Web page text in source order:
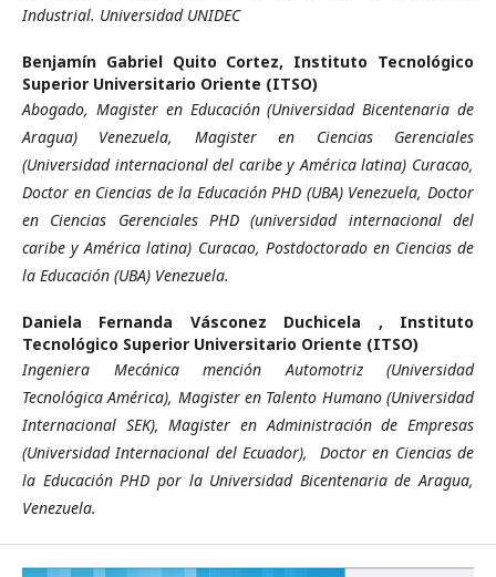
Industrial. Universidad UNIDEC
Benjamín Gabriel Quito Cortez, Instituto Tecnológico
Superior Universitario Oriente (ITSO)
Abogado, Magister en Educación (Universidad Bicentenaria de
Aragua) Venezuela, Magister en Ciencias Gerenciales
(Universidad internacional del caribe y América latina) Curacao,
Doctor en Ciencias de la Educación PHD (UBA) Venezuela, Doctor
en Ciencias Gerenciales PHD (universidad internacional del
caribe y América latina) Curacao, Postdoctorado en Ciencias de
la Educación (UBA) Venezuela.
Daniela Fernanda Vásconez Duchicela , Instituto
Tecnológico Superior Universitario Oriente (ITSO)
Ingeniera Mecánica mención Automotriz (Universidad
Tecnológica América), Magister en Talento Humano (Universidad
Internacional SEK), Magister en Administración de Empresas
(Universidad Internacional del Ecuador), Doctor en Ciencias de
la Educación PHD por la Universidad Bicentenaria de Aragua,
Venezuela.